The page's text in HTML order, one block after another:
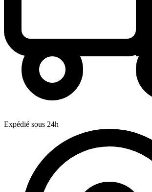
Expédié sous 24h